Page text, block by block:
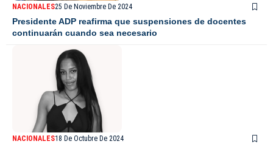
NACIONALES25 De Noviembre De 2024
Presidente ADP reafirma que suspensiones de docentes
continuarán cuando sea necesario
NACIONALES18 De Octubre De 2024